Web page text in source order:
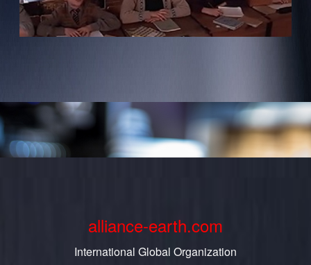
alliance-earth.com
International Global Organization